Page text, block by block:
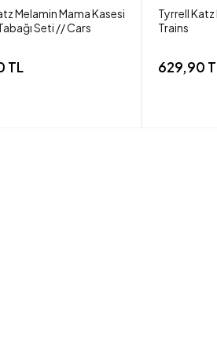
Melamin Mama Kasesi
Seti // Cars
TL
Tyrrell
Trains
629,90